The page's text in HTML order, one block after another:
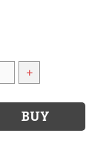
+